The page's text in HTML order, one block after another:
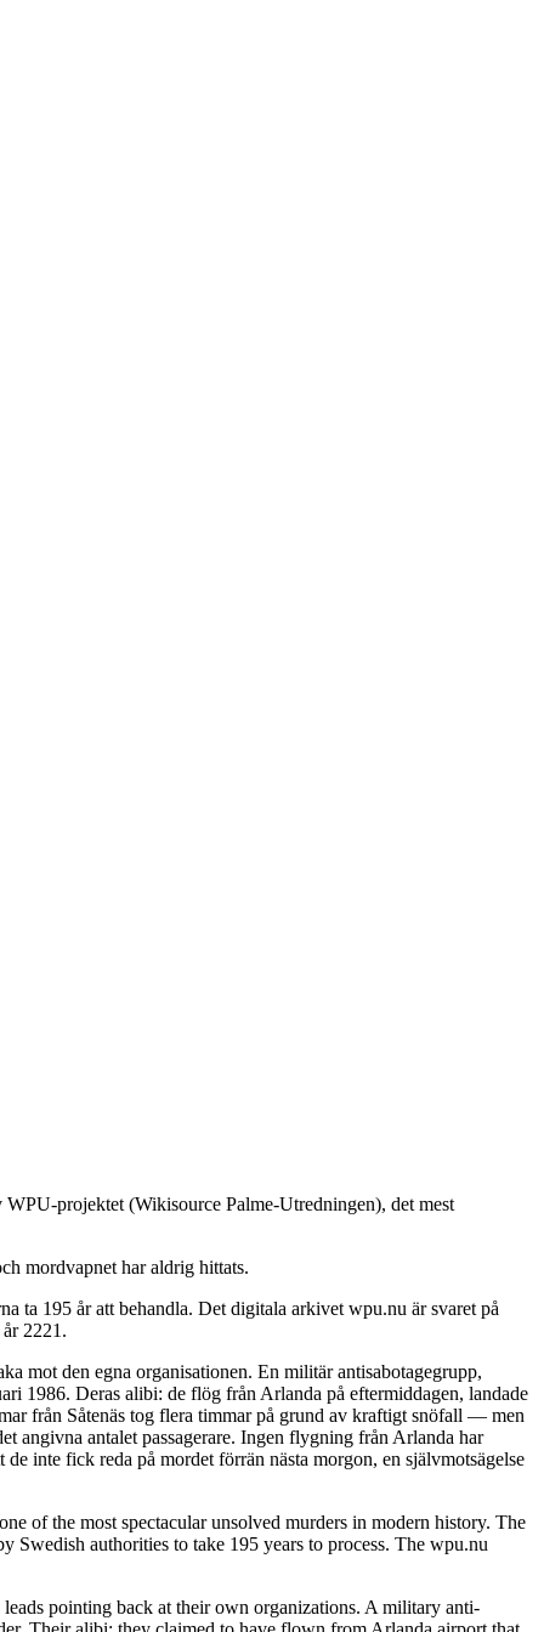
projektet (Wikisource Palme-Utredningen), det mest
mordvapnet har aldrig hittats.
ta 195 år att behandla. Det digitala arkivet wpu.nu är svaret på
2221.
mot den egna organisationen. En militär antisabotagegrupp,
1986. Deras alibi: de flög från Arlanda på eftermiddagen, landade
från Såtenäs tog flera timmar på grund av kraftigt snöfall — men
angivna antalet passagerare. Ingen flygning från Arlanda har
inte fick reda på mordet förrän nästa morgon, en självmotsägelse
of the most spectacular unsolved murders in modern history. The
Swedish authorities to take 195 years to process. The wpu.nu
pointing back at their own organizations. A military anti-